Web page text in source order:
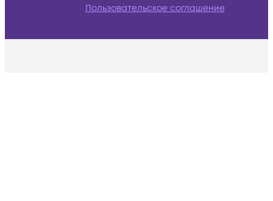
Пользовательское соглашение